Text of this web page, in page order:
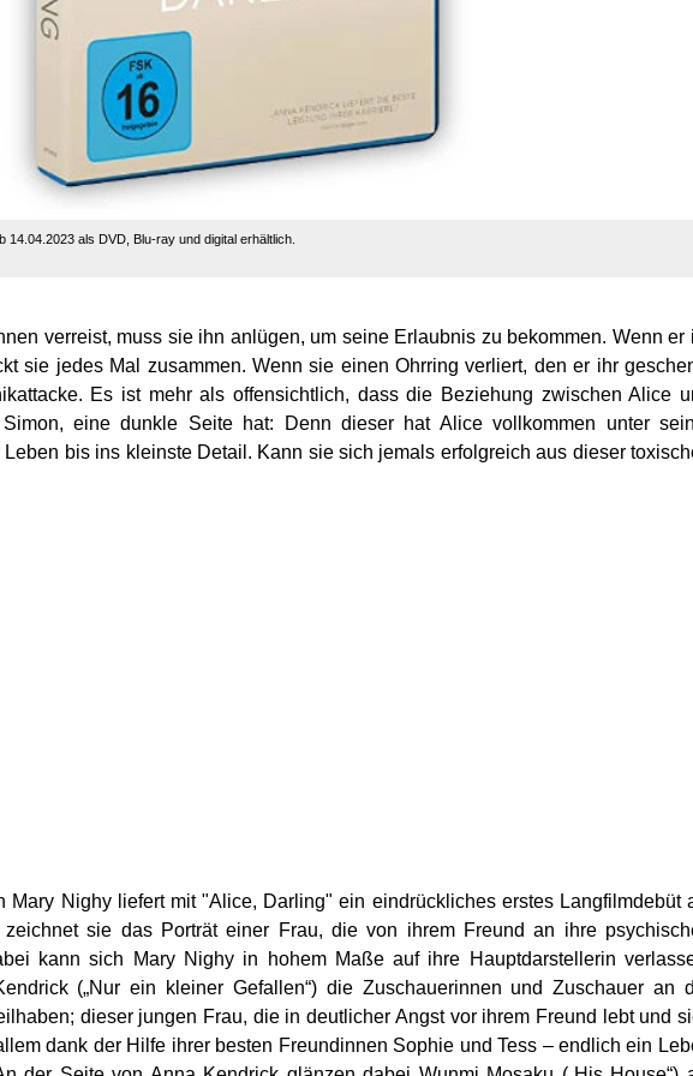
als DVD, Blu-ray und digital erhältlich.
verreist, muss sie ihn anlügen, um seine Erlaubnis zu bekommen. Wenn er
sie jedes Mal zusammen. Wenn sie einen Ohrring verliert, den er ihr
Es ist mehr als offensichtlich, dass die Beziehung zwischen Alice
eine dunkle Seite hat: Denn dieser hat Alice vollkommen unter
bis ins kleinste Detail. Kann sie sich jemals erfolgreich aus dieser
Mary Nighy liefert mit "Alice, Darling" ein eindrückliches erstes Langfilmdebüt
zeichnet sie das Porträt einer Frau, die von ihrem Freund an ihre
kann sich Mary Nighy in hohem Maße auf ihre Hauptdarstellerin
(„Nur ein kleiner Gefallen“) die Zuschauerinnen und Zuschauer an
dieser jungen Frau, die in deutlicher Angst vor ihrem Freund lebt und
dank der Hilfe ihrer besten Freundinnen Sophie und Tess – endlich ein